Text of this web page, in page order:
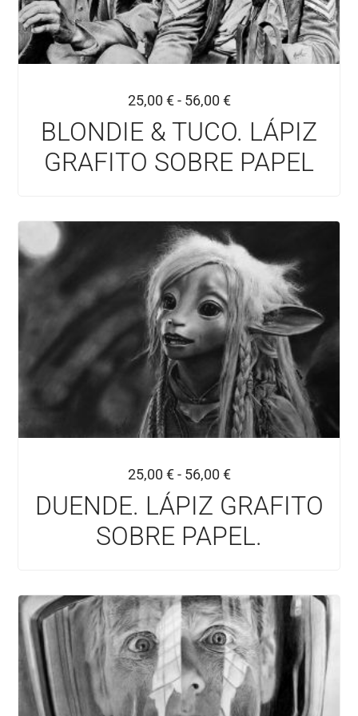
25,00 € - 56,00 €
BLONDIE & TUCO. LÁPIZ
GRAFITO SOBRE PAPEL
25,00 € - 56,00 €
DUENDE. LÁPIZ GRAFITO
SOBRE PAPEL.